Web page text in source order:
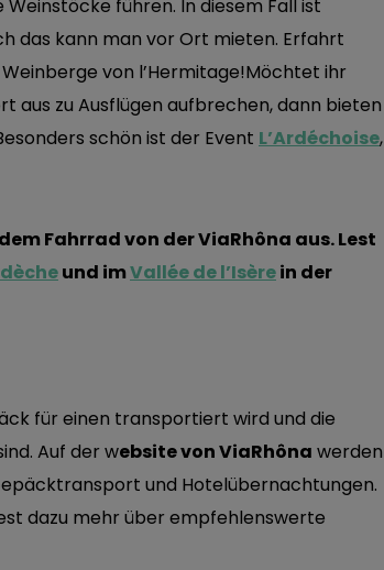
führen. In diesem Fall ist
das kann man vor Ort mieten. Erfahrt
von l’Hermitage!Möchtet ihr
aus zu Ausflügen aufbrechen, dann bieten
schön ist der Event L’Ardéchoise,
Fahrrad von der ViaRhôna aus. Lest
und imVallée de l’Isèrein der
für einen transportiert wird und die
Auf der website von ViaRhôna werden
und Hotelübernachtungen.
dazu mehr über empfehlenswerte